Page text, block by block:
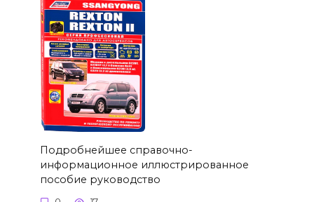
Подробнейшее справочно-
информационное иллюстрированное
пособие руководство